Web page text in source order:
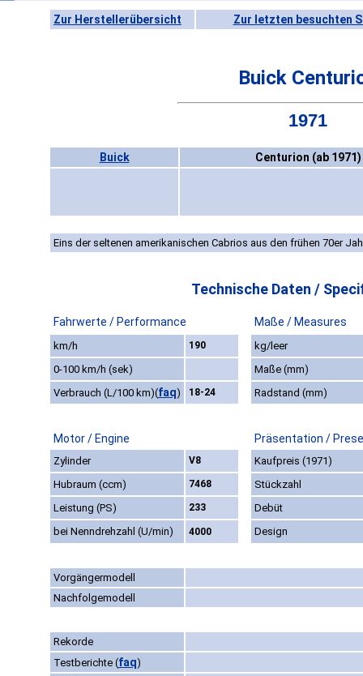
Zur Herstellerübersicht Zur letzten besuchten
Buick
1971
Buick Centurion (ab 1971)
Eins der seltenen amerikanischen Cabrios aus den frühen 70er
Technische Daten /
Fahrwerte / Performance Maße / Measures
km/h 190
kg/leer
0-100 km/h (sek)
Maße (mm)
Verbrauch (L/100 km)(faq) 18-24 Radstand (mm)
Motor / Engine Präsentation /
Zylinder V8
Kaufpreis (1971)
Hubraum (ccm)
7468
Stückzahl
Leistung (PS)
233
Debüt
bei Nenndrehzahl (U/min)
4000 Design
Vorgängermodell
Nachfolgemodell
Rekorde
Testberichte (faq)